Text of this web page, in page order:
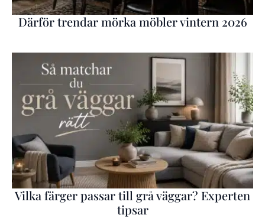
Därför trendar mörka möbler vintern 2026
Vilka färger passar till grå väggar? Experten
tipsar